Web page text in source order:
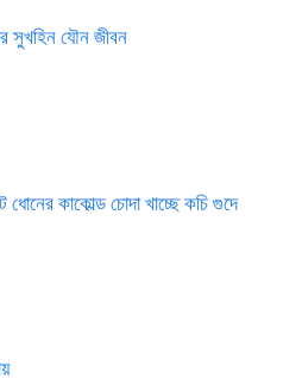
সুখহিন যৌন জীবন
ধোনের কাকোল্ড চোদা খাচ্ছে কচি গুদে